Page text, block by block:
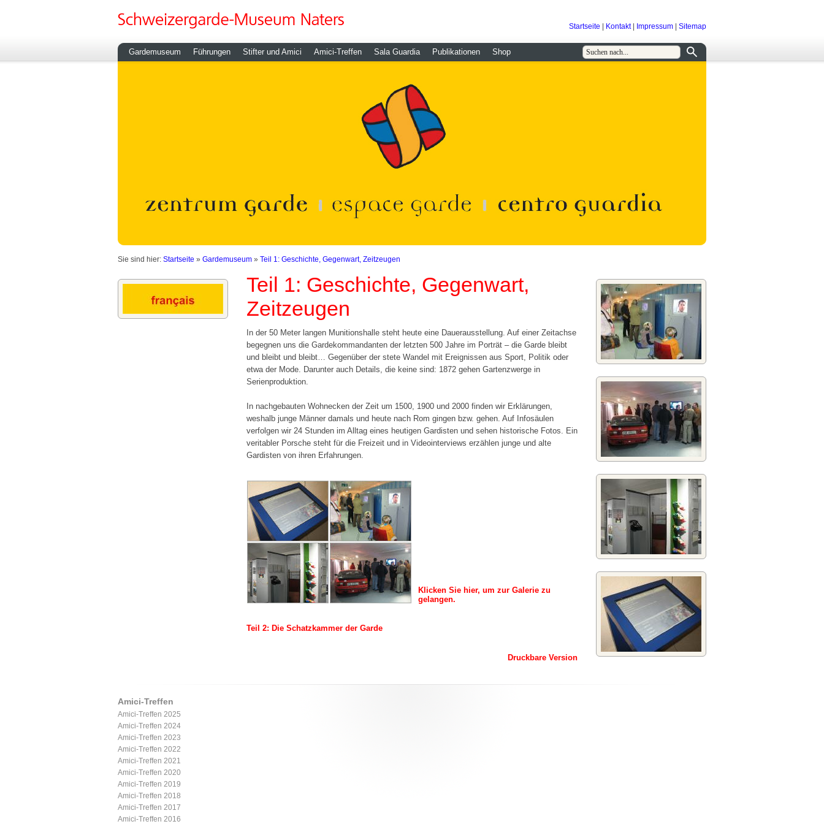
Startseite Kontakt| Impressum Sitemap
Gardemuseum Führungen Stifter und Amici Amici-Treffen Sala Guardia Publikationen Shop
Sie sind hier: Startseite » Gardemuseum » Teil 1: Geschichte, Gegenwart, Zeitzeugen
Teil 1: Geschichte, Gegenwart,
Zeitzeugen
In der 50 Meter langen Munitionshalle steht heute eine Dauerausstellung. Auf einer Zeitachse
begegnen uns die Gardekommandanten der letzten 500 Jahre im Porträt – die Garde bleibt
und bleibt und bleibt… Gegenüber der stete Wandel mit Ereignissen aus Sport, Politik oder
etwa der Mode. Darunter auch Details, die keine sind: 1872 gehen Gartenzwerge in
Serienproduktion.
In nachgebauten Wohnecken der Zeit um 1500, 1900 und 2000 finden wir Erklärungen,
weshalb junge Männer damals und heute nach Rom gingen bzw. gehen. Auf Infosäulen
verfolgen wir 24 Stunden im Alltag eines heutigen Gardisten und sehen historische Fotos. Ein
veritabler Porsche steht für die Freizeit und in Videointerviews erzählen junge und alte
Gardisten von ihren Erfahrungen.
Klicken Sie hier, um zur Galerie zu
gelangen.
Teil 2: Die Schatzkammer der Garde
Druckbare Version
Amici-Treffen
Amici-Treffen 2025
Amici-Treffen 2024
Amici-Treffen 2023
Amici-Treffen 2022
Amici-Treffen 2021
Amici-Treffen 2020
Amici-Treffen 2019
Amici-Treffen 2018
Amici-Treffen 2017
Amici-Treffen 2016